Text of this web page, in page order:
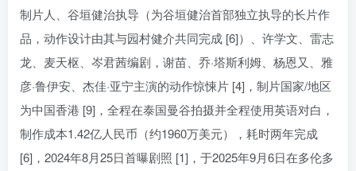
制片人、谷垣健治执导（为谷垣健治首部独立执导的长片作
品，动作设计由其与园村健介共同完成 [6]）、许学文、雷志
龙、麦天枢、岑君茜编剧，谢苗、乔·塔斯利姆、杨恩又、雅
彦·鲁伊安、杰佳·亚宁主演的动作惊悚片 [4]，制片国家/地区
为中国香港 [9]，全程在泰国曼谷拍摄并全程使用英语对白，
制作成本1.42亿人民币（约1960万美元），耗时两年完成
[6]，2024年8月25日首曝剧照 [1]，于2025年9月6日在多伦多